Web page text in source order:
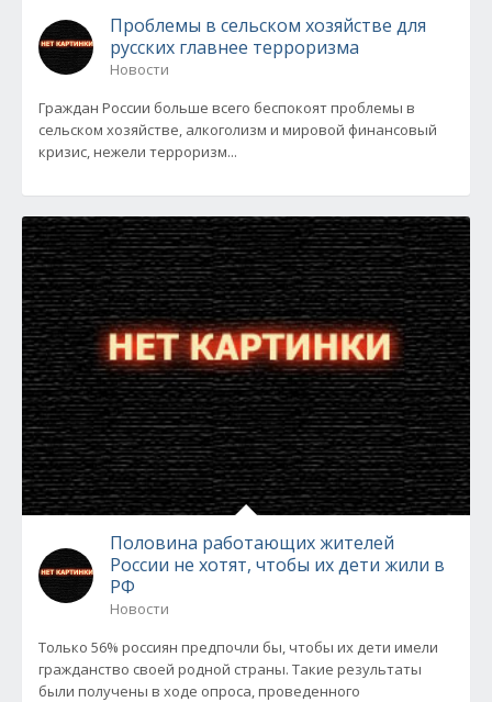
Проблемы в сельском хозяйстве для
русских главнее терроризма
Новости
Граждан России больше всего беспокоят проблемы в
сельском хозяйстве, алкоголизм и мировой финансовый
кризис, нежели терроризм...
Половина работающих жителей
России не хотят, чтобы их дети жили в
РФ
Новости
Только 56% россиян предпочли бы, чтобы их дети имели
гражданство своей родной страны. Такие результаты
были получены в ходе опроса, проведенного